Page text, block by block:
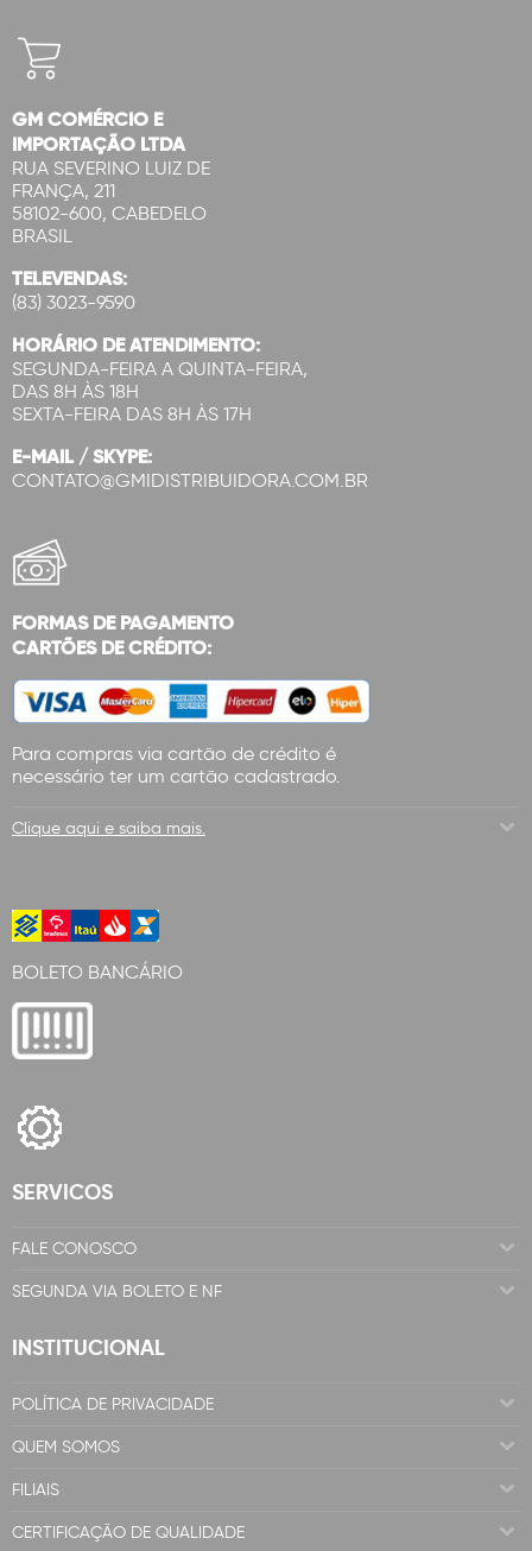
GM COMÉRCIO E
IMPORTAÇÃO LTDA
RUA SEVERINO LUIZ DE
FRANÇA, 211
58102-600, CABEDELO
BRASIL
TELEVENDAS:
(83) 3023-9590
HORÁRIO DE ATENDIMENTO:
SEGUNDA-FEIRA A QUINTA-FEIRA,
DAS 8H ÀS 18H
SEXTA-FEIRA DAS 8H ÀS 17H
E-MAIL / SKYPE:
CONTATO@GMIDISTRIBUIDORA.COM.BR
FORMAS DE PAGAMENTO
CARTÕES DE CRÉDITO:
Para compras via cartão de crédito é
necessário ter um cartão cadastrado.
Clique aqui e saiba mais.
BOLETO BANCÁRIO
SERVICOS
FALE CONOSCO
SEGUNDA VIA BOLETO E NF
INSTITUCIONAL
POLÍTICA DE PRIVACIDADE
QUEM SOMOS
FILIAIS
CERTIFICAÇÃO DE QUALIDADE